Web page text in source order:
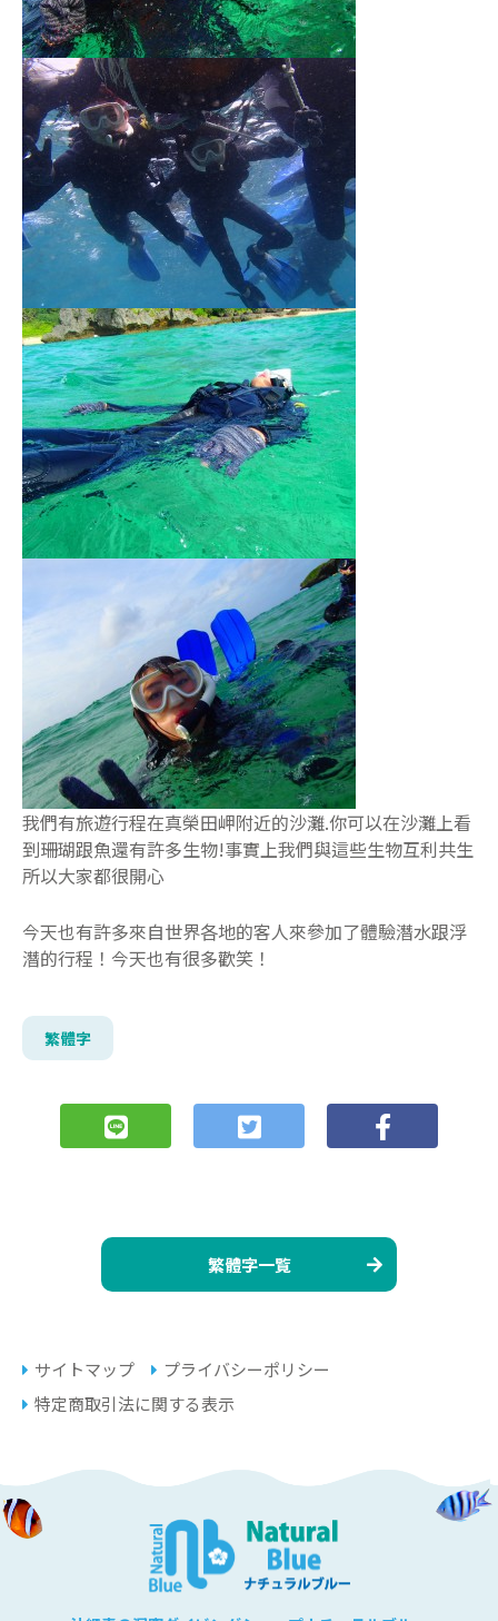
我們有旅遊行程在真榮田岬附近的沙灘.你可以在沙灘上看
到珊瑚跟魚還有許多生物!事實上我們與這些生物互利共生
所以大家都很開心
今天也有許多來自世界各地的客人來參加了體驗潛水跟浮
潛的行程！今天也有很多歡笑！
繁體字
繁體字一覧
サイトマップ
プライバシーポリシー
特定商取引法に関する表示